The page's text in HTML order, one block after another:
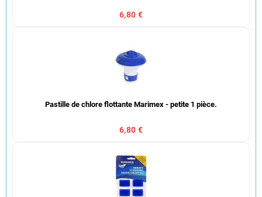
6,80 €
Pastille de chlore flottante Marimex - petite 1 pièce.
6,80 €